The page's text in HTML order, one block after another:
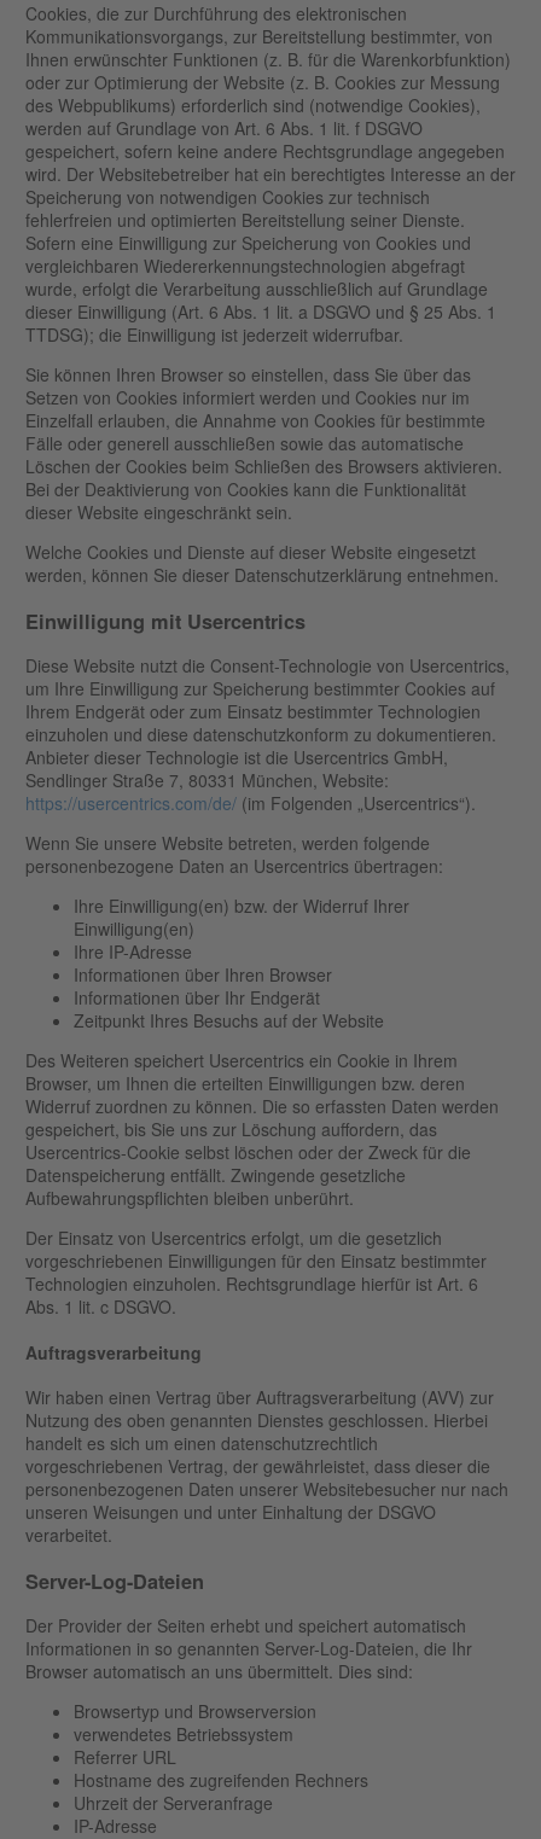
Cookies, die zur Durchführung des elektronischen
Kommunikationsvorgangs, zur Bereitstellung bestimmter, von
Ihnen erwünschter Funktionen (z. B. für die Warenkorbfunktion)
oder zur Optimierung der Website (z. B. Cookies zur Messung
des Webpublikums) erforderlich sind (notwendige Cookies),
werden auf Grundlage von Art. 6 Abs. 1 lit. f DSGVO
gespeichert, sofern keine andere Rechtsgrundlage angegeben
wird. Der Websitebetreiber hat ein berechtigtes Interesse an der
Speicherung von notwendigen Cookies zur technisch
fehlerfreien und optimierten Bereitstellung seiner Dienste.
Sofern eine Einwilligung zur Speicherung von Cookies und
vergleichbaren Wiedererkennungstechnologien abgefragt
wurde, erfolgt die Verarbeitung ausschließlich auf Grundlage
dieser Einwilligung (Art. 6 Abs. 1 lit. a DSGVO und § 25 Abs. 1
TTDSG); die Einwilligung ist jederzeit widerrufbar.
Sie können Ihren Browser so einstellen, dass Sie über das
Setzen von Cookies informiert werden und Cookies nur im
Einzelfall erlauben, die Annahme von Cookies für bestimmte
Fälle oder generell ausschließen sowie das automatische
Löschen der Cookies beim Schließen des Browsers aktivieren.
Bei der Deaktivierung von Cookies kann die Funktionalität
dieser Website eingeschränkt sein.
Welche Cookies und Dienste auf dieser Website eingesetzt
werden, können Sie dieser Datenschutzerklärung entnehmen.
Einwilligung mit Usercentrics
Diese Website nutzt die Consent-Technologie von Usercentrics,
um Ihre Einwilligung zur Speicherung bestimmter Cookies auf
Ihrem Endgerät oder zum Einsatz bestimmter Technologien
einzuholen und diese datenschutzkonform zu dokumentieren.
Anbieter dieser Technologie ist die Usercentrics GmbH,
Sendlinger Straße 7, 80331 München, Website:
https://usercentrics.com/de/ (im Folgenden „Usercentrics“).
Wenn Sie unsere Website betreten, werden folgende
personenbezogene Daten an Usercentrics übertragen:
Ihre Einwilligung(en) bzw. der Widerruf Ihrer
Einwilligung(en)
Ihre IP-Adresse
Informationen über Ihren Browser
Informationen über Ihr Endgerät
Zeitpunkt Ihres Besuchs auf der Website
Des Weiteren speichert Usercentrics ein Cookie in Ihrem
Browser, um Ihnen die erteilten Einwilligungen bzw. deren
Widerruf zuordnen zu können. Die so erfassten Daten werden
gespeichert, bis Sie uns zur Löschung auffordern, das
Usercentrics-Cookie selbst löschen oder der Zweck für die
Datenspeicherung entfällt. Zwingende gesetzliche
Aufbewahrungspflichten bleiben unberührt.
Der Einsatz von Usercentrics erfolgt, um die gesetzlich
vorgeschriebenen Einwilligungen für den Einsatz bestimmter
Technologien einzuholen. Rechtsgrundlage hierfür ist Art. 6
Abs. 1 lit. c DSGVO.
Auftragsverarbeitung
Wir haben einen Vertrag über Auftragsverarbeitung (AVV) zur
Nutzung des oben genannten Dienstes geschlossen. Hierbei
handelt es sich um einen datenschutzrechtlich
vorgeschriebenen Vertrag, der gewährleistet, dass dieser die
personenbezogenen Daten unserer Websitebesucher nur nach
unseren Weisungen und unter Einhaltung der DSGVO
verarbeitet.
Server-Log-Dateien
Der Provider der Seiten erhebt und speichert automatisch
Informationen in so genannten Server-Log-Dateien, die Ihr
Browser automatisch an uns übermittelt. Dies sind:
Browsertyp und Browserversion
verwendetes Betriebssystem
Referrer URL
Hostname des zugreifenden Rechners
Uhrzeit der Serveranfrage
IP-Adresse